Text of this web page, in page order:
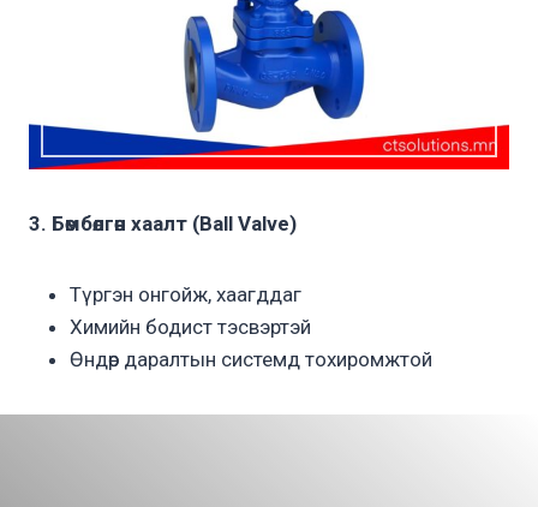
3. Бөмбөлгөн хаалт (Ball Valve)
Түргэн онгойж, хаагддаг
Химийн бодист тэсвэртэй
Өндөр даралтын системд тохиромжтой